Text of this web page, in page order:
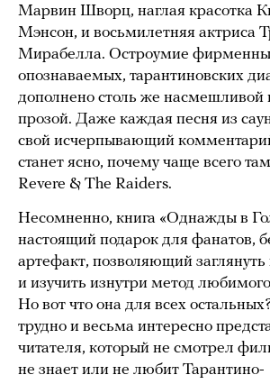
Марвин Шворц, наглая красотка
Мэнсон, и восьмилетняя актриса
Мирабелла. Остроумие
опознаваемых, тарантиновских
дополнено столь же насмешливой
прозой. Даже каждая песня из
свой исчерпывающий
станет ясно, почему чаще всего
Revere & The Raiders.
Несомненно, книга «Однажды в
настоящий подарок для фанатов,
артефакт, позволяющий заглянуть
и изучить изнутри метод
Но вот что она для всех
трудно и весьма интересно
читателя, который не смотрел
не знает или не любит Тарантино-